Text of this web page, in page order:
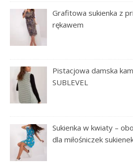
Grafitowa sukienka z
rękawem
Pistacjowa damska
SUBLEVEL
Sukienka w kwiaty –
dla miłośniczek